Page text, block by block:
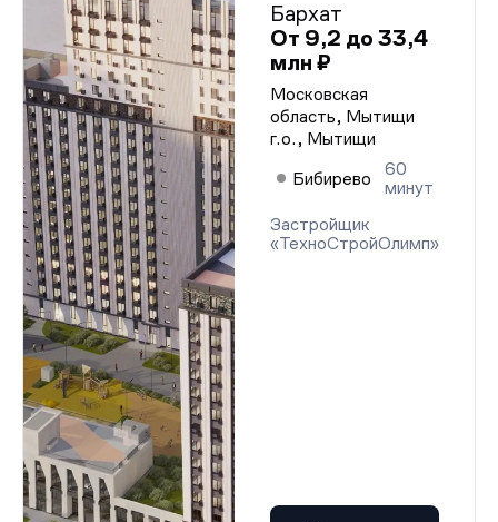
Бархат
От 9,2 до 33,4
млн ₽
Московская
область, Мытищи
г.о., Мытищи
Бибирево
60
минут
Застройщик
«ТехноСтройОлимп»